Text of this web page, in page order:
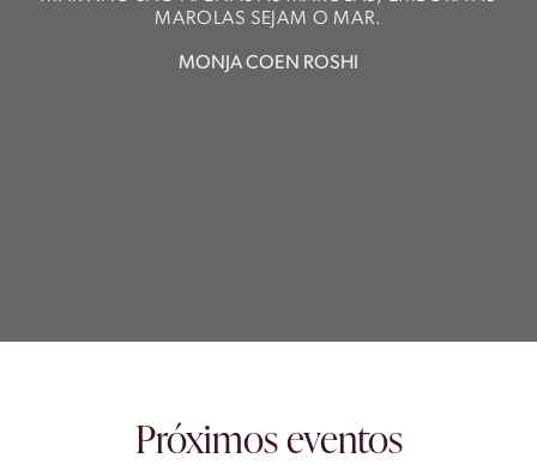
MAROLAS SEJAM O MAR.
MONJA COEN ROSHI
Próximos eventos